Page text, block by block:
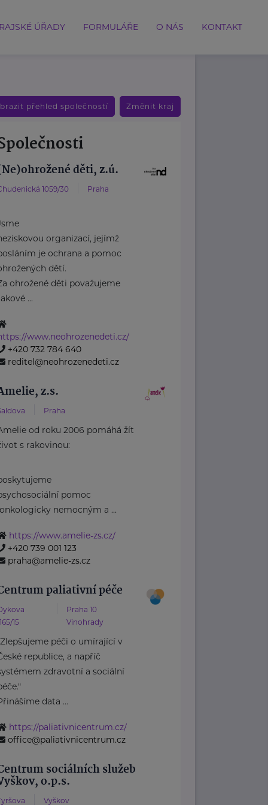
ÚŘADY FORMULÁŘE O NÁS KONTAKT
přehled společností Změnit kraj
děti, z.ú.
1059/30 Praha
organizací, jejímž
je ochrana a pomoc
dětí.
ohrožené děti považujeme
...
www.neohrozenedeti.cz/
+420 732 784 640
reditel@neohrozenedeti.cz
z.s.
Praha
od roku 2006 pomáhá žít
s rakovinou:
pomoc
onkologicky nemocným a ...
https://www.amelie-zs.cz/
+420 739 001 123
praha@amelie-zs.cz
paliativní péče
15
Praha 10
Vinohrady
péči o umírající v
republice, a napříč
zdravotní a sociální
data ...
https://paliativnicentrum.cz/
office@paliativnicentrum.cz
sociálních služeb
o.p.s.
Vyškov